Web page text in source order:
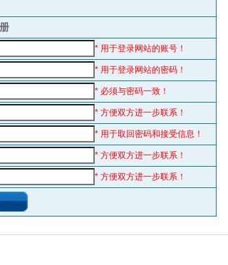
* 用于登录网站的账号！
* 用于登录网站的密码！
* 必须与密码一致！
* 方便双方进一步联系！
* 用于取回密码和接受信息！
* 方便双方进一步联系！
* 方便双方进一步联系！